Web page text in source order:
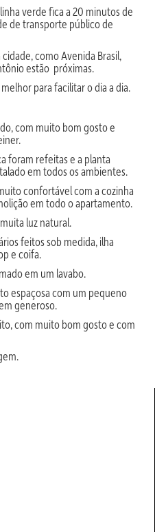
verde fica a 20 minutos de
de transporte público de
como Avenida Brasil,
estão próximas.
para facilitar o dia a dia.
com muito bom gosto e
foram refeitas e a planta
em todos os ambientes.
confortável com a cozinha
em todo o apartamento.
luz natural.
feitos sob medida, ilha
e coifa.
em um lavabo.
espaçosa com um pequeno
generoso.
com muito bom gosto e com